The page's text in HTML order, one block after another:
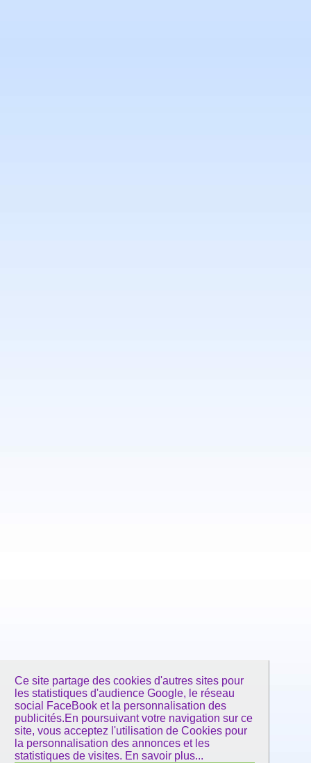
Ce site partage des cookies d'autres sites pour
les statistiques d'audience Google, le réseau
social FaceBook et la personnalisation des
publicités.En poursuivant votre navigation sur ce
site, vous acceptez l'utilisation de Cookies pour
la personnalisation des annonces et les
statistiques de visites. En savoir plus...